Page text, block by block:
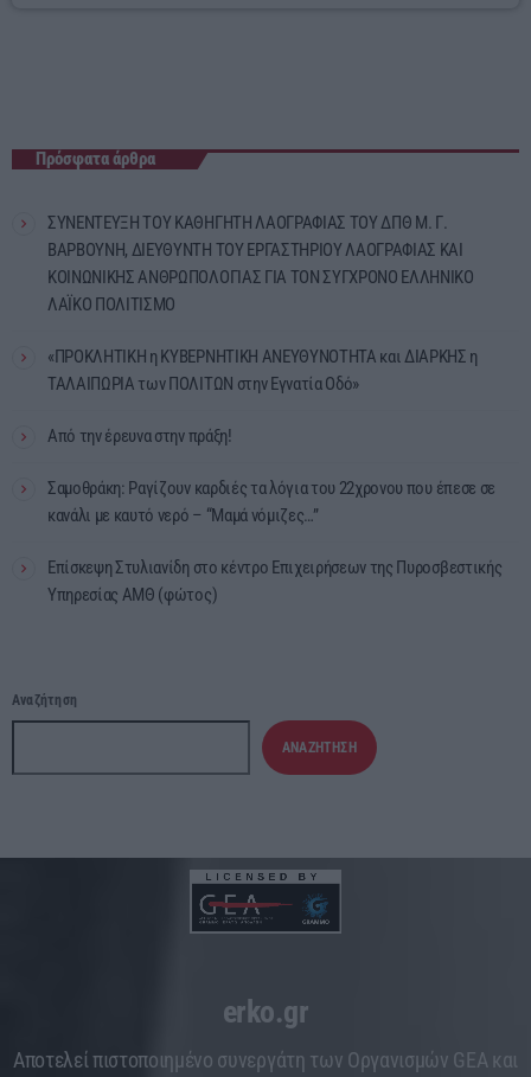
Πρόσφατα άρθρα
ΣΥΝΕΝΤΕΥΞΗ ΤΟΥ ΚΑΘΗΓΗΤΗ ΛΑΟΓΡΑΦΙΑΣ ΤΟΥ ΔΠΘ Μ. Γ.
ΒΑΡΒΟΥΝΗ, ΔΙΕΥΘΥΝΤΗ ΤΟΥ ΕΡΓΑΣΤΗΡΙΟΥ ΛΑΟΓΡΑΦΙΑΣ ΚΑΙ
ΚΟΙΝΩΝΙΚΗΣ ΑΝΘΡΩΠΟΛΟΓΙΑΣ ΓΙΑ ΤΟΝ ΣΥΓΧΡΟΝΟ ΕΛΛΗΝΙΚΟ
ΛΑΪΚΟ ΠΟΛΙΤΙΣΜΟ
«ΠΡΟΚΛΗΤΙΚΗ η ΚΥΒΕΡΝΗΤΙΚΗ ΑΝΕΥΘΥΝΟΤΗΤΑ και ΔΙΑΡΚΗΣ η
ΤΑΛΑΙΠΩΡΙΑ των ΠΟΛΙΤΩΝ στην Εγνατία Οδό»
Από την έρευνα στην πράξη!
Σαμοθράκη: Ραγίζουν καρδιές τα λόγια του 22χρονου που έπεσε σε
κανάλι με καυτό νερό – “Μαμά νόμιζες…”
Επίσκεψη Στυλιανίδη στο κέντρο Επιχειρήσεων της Πυροσβεστικής
Υπηρεσίας ΑΜΘ (φώτος)
Αναζήτηση
ΑΝΑΖΉΤΗΣΗ
erko.gr
Aποτελεί πιστοποιημένο συνεργάτη των Οργανισμών GEA και